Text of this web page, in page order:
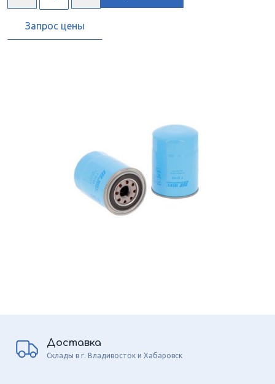
Запрос цены
Доставка
Склады в г. Владивосток и Хабаровск